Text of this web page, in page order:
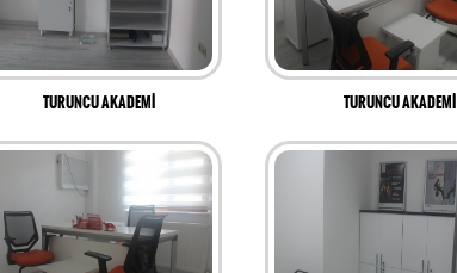
TURUNCU AKADEMİ TURUNCU AKADEMİ